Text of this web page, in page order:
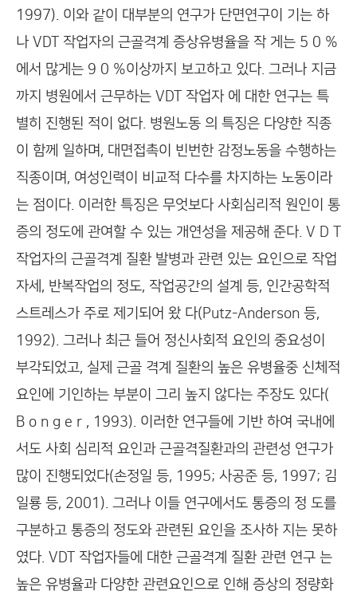
1997). 이와 같이 대부분의 연구가 단면연구이 기는 하
나 VDT 작업자의 근골격계 증상유병율을 작 게는 5 0 %
에서 많게는 9 0 %이상까지 보고하고 있다. 그러나 지금
까지 병원에서 근무하는 VDT 작업자 에 대한 연구는 특
별히 진행된 적이 없다. 병원노동 의 특징은 다양한 직종
이 함께 일하며, 대면접촉이 빈번한 감정노동을 수행하는
직종이며, 여성인력이 비교적 다수를 차지하는 노동이라
는 점이다. 이러한 특징은 무엇보다 사회심리적 원인이 통
증의 정도에 관여할 수 있는 개연성을 제공해 준다. V D T
작업자의 근골격계 질환 발병과 관련 있는 요인으로 작업
자세, 반복작업의 정도, 작업공간의 설계 등, 인간공학적
스트레스가 주로 제기되어 왔 다(Putz-Anderson 등,
1992). 그러나 최근 들어 정신사회적 요인의 중요성이
부각되었고, 실제 근골 격계 질환의 높은 유병율중 신체적
요인에 기인하는 부분이 그리 높지 않다는 주장도 있다(
B o n g e r , 1993). 이러한 연구들에 기반 하여 국내에
서도 사회 심리적 요인과 근골격질환과의 관련성 연구가
많이 진행되었다(손정일 등, 1995; 사공준 등, 1997; 김
일룡 등, 2001). 그러나 이들 연구에서도 통증의 정 도를
구분하고 통증의 정도와 관련된 요인을 조사하 지는 못하
였다. VDT 작업자들에 대한 근골격계 질환 관련 연구 는
높은 유병율과 다양한 관련요인으로 인해 증상의 정량화